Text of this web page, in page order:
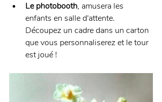
Le photobooth, amusera les
enfants en salle d'attente.
Découpez un cadre dans un carton
que vous personnaliserez et le tour
est joué !